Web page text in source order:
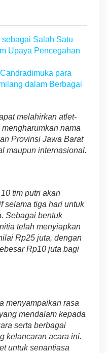
Salah Satu
Upaya Pencegahan
para
dalam Berbagai
melahirkan atlet-
nama
Provinsi Jawa Barat
maupun internasional.
tim putri akan
selama tiga hari untuk
Sebagai bentuk
telah menyiapkan
Rp25 juta, dengan
Rp10 juta bagi
menyampaikan rasa
mendalam kepada
serta berbagai
kelancaran acara ini.
untuk senantiasa